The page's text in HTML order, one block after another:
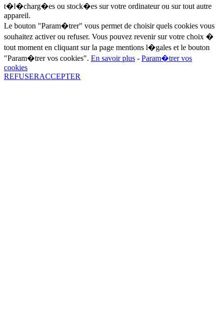
t�l�charg�es ou stock�es sur votre ordinateur ou sur tout autre
appareil.
Le bouton "Param�trer" vous permet de choisir quels cookies vous
souhaitez activer ou refuser. Vous pouvez revenir sur votre choix �
tout moment en cliquant sur la page mentions l�gales et le bouton
"Param�trer vos cookies". En savoir plus - Param�trer vos
cookies
REFUSERACCEPTER